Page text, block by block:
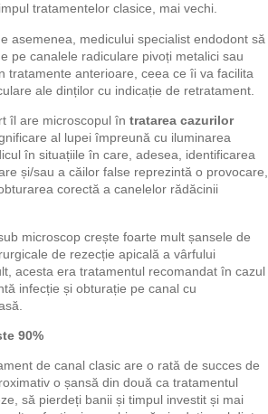
tratamentelor clasice, mai vechi.
asemenea, medicului specialist endodont să
pe canalele radiculare pivoți metalici sau
tratamente anterioare, ceea ce îi va facilita
ale dinților cu indicație de retratament.
îl are microscopul în tratarea cazurilor
al lupei împreună cu iluminarea
în situațiile în care, adesea, identificarea
și/sau a căilor false reprezintă o provocare,
corectă a canelelor rădăcinii
microscop crește foarte mult șansele de
de rezecție apicală a vârfului
acesta era tratamentul recomandat în cazul
infecție și obturație pe canal cu
90%
de canal clasic are o rată de succes de
o șansă din două ca tratamentul
să pierdeți banii și timpul investit și mai